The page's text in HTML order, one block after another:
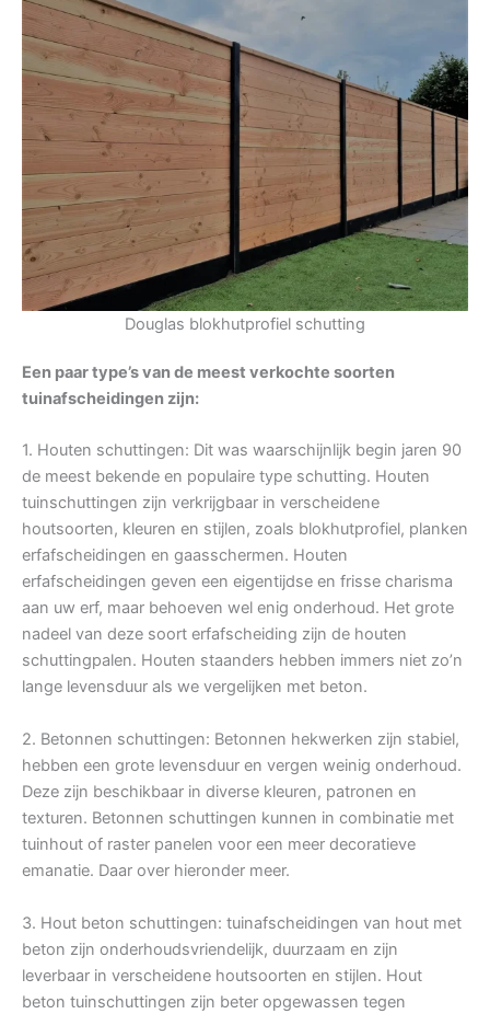
Douglas blokhutprofiel schutting
Een paar type’s van de meest verkochte soorten
tuinafscheidingen zijn:
1. Houten schuttingen: Dit was waarschijnlijk begin jaren 90
de meest bekende en populaire type schutting. Houten
tuinschuttingen zijn verkrijgbaar in verscheidene
houtsoorten, kleuren en stijlen, zoals blokhutprofiel, planken
erfafscheidingen en gaasschermen. Houten
erfafscheidingen geven een eigentijdse en frisse charisma
aan uw erf, maar behoeven wel enig onderhoud. Het grote
nadeel van deze soort erfafscheiding zijn de houten
schuttingpalen. Houten staanders hebben immers niet zo’n
lange levensduur als we vergelijken met beton.
2. Betonnen schuttingen: Betonnen hekwerken zijn stabiel,
hebben een grote levensduur en vergen weinig onderhoud.
Deze zijn beschikbaar in diverse kleuren, patronen en
texturen. Betonnen schuttingen kunnen in combinatie met
tuinhout of raster panelen voor een meer decoratieve
emanatie. Daar over hieronder meer.
3. Hout beton schuttingen: tuinafscheidingen van hout met
beton zijn onderhoudsvriendelijk, duurzaam en zijn
leverbaar in verscheidene houtsoorten en stijlen. Hout
beton tuinschuttingen zijn beter opgewassen tegen